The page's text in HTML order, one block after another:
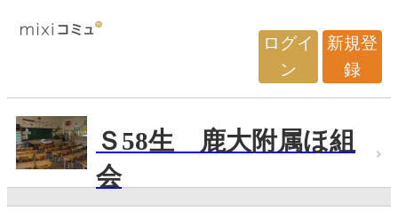
ログイ
ン
新規登
録
Ｓ58生 鹿大附属ほ組
会